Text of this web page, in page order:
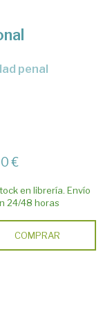
€
en librería. Envío
24/48 horas
COMPRAR